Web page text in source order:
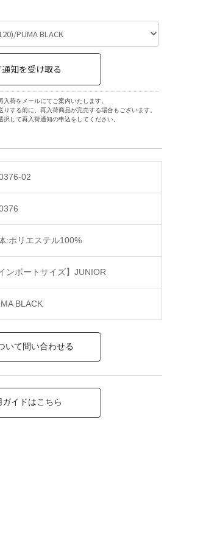
02
:ポリエステル100%
インポートサイズ】JUNIOR
BLACK
いて問い合わせる
ガイドはこちら
荷をメールにてご案内いたします。
する前に、再入荷商品が完売する場合もございます。
して再入荷通知の申込をしてください。